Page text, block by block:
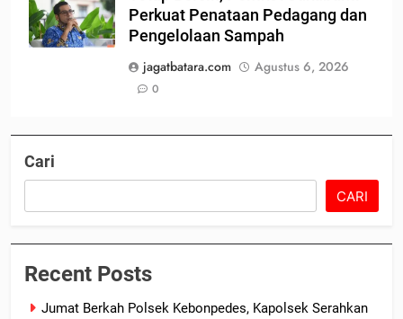
Perkuat Penataan Pedagang dan
Pengelolaan Sampah
jagatbatara.com
Agustus 6, 2026
0
Cari
CARI
Recent Posts
Jumat Berkah Polsek Kebonpedes, Kapolsek Serahkan